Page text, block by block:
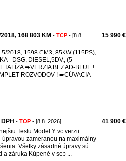
168 803 KM - TOP - [8.8.
5/2018, 1598 CM3, 85KW (115PS),
- DSG, DIESEL,5DV., (5-
➡️VERZIA BEZ AD-BLUE !
ROZVODOV ! ➡️CÚVACIA
15 990 €
- TOP - [8.8. 2026]
Teslu Model Y vo verzii
úpravou zameranou na maximálny
Všetky zásadné úpravy sú
a záruka Kúpené v sep ...
41 900 €